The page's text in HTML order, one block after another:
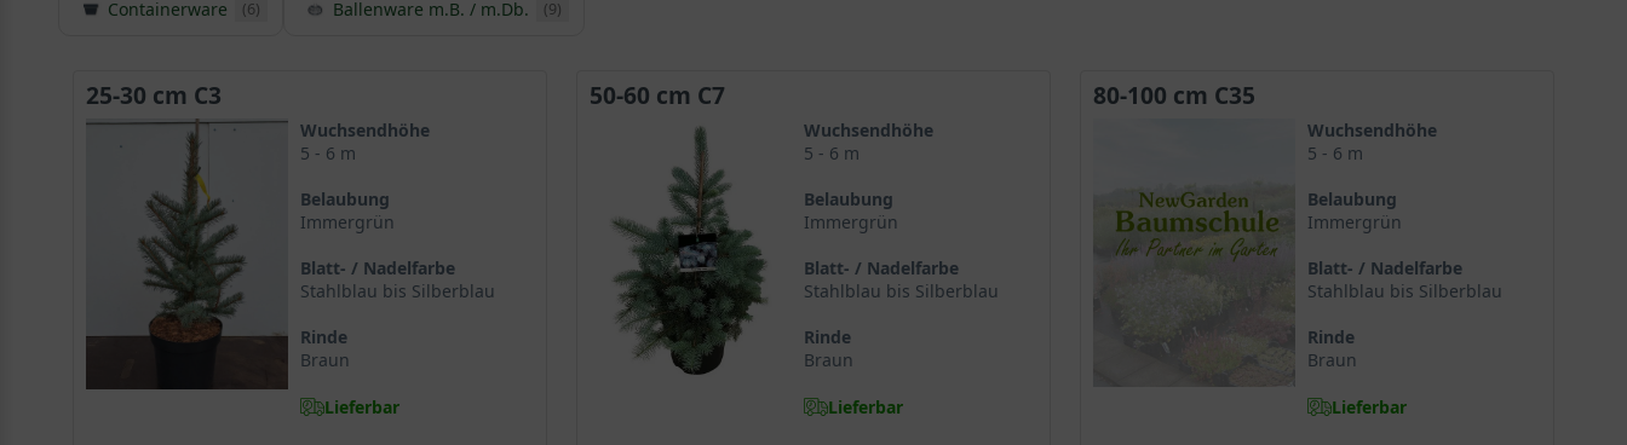
Containerware (6) Ballenware m.B. / m.Db. (9)
25-30 cm C3
Wuchsendhöhe
5 - 6 m
Belaubung
Immergrün
Blatt- / Nadelfarbe
Stahlblau bis Silberblau
Rinde
Braun
Lieferbar
50-60 cm C7
Wuchsendhöhe
5 - 6 m
Belaubung
Immergrün
Blatt- / Nadelfarbe
Stahlblau bis Silberblau
Rinde
Braun
Lieferbar
80-100 cm C35
Wuchsendhöhe
5 - 6 m
Belaubung
Immergrün
Blatt- / Nadelfarbe
Stahlblau bis Silberblau
Rinde
Braun
Lieferbar